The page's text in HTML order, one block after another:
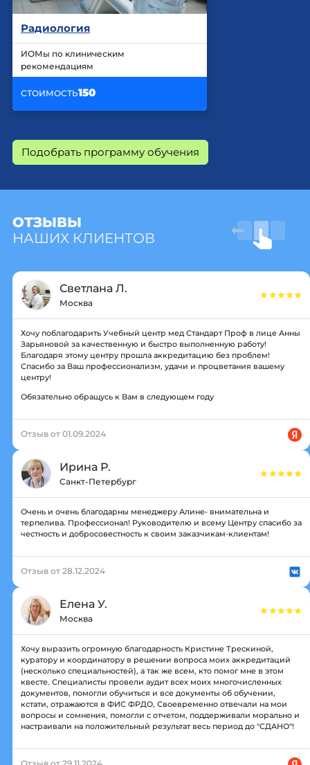
Радиология
ИОМы по клиническим
рекомендациям
СТОИМОСТЬ150
Подобрать программу обучения
ОТЗЫВЫ
НАШИХ КЛИЕНТОВ
Светлана Л.
Москва
Хочу поблагодарить Учебный центр мед Стандарт Проф в лице Анны
Зарьяновой за качественную и быстро выполненную работу!
Благодаря этому центру прошла аккредитацию без проблем!
Спасибо за Ваш профессионализм, удачи и процветания вашему
центру!
Обязательно обращусь к Вам в следующем году
Отзыв от 01.09.2024
Ирина Р.
Санкт-Петербург
Очень и очень благодарны менеджеру Алине- внимательна и
терпелива. Профессионал! Руководителю и всему Центру спасибо за
честность и добросовестность к своим заказчикам-клиентам!
Отзыв от 28.12.2024
Елена У.
Москва
Хочу выразить огромную благодарность Кристине Трескиной,
куратору и координатору в решении вопроса моих аккредитаций
(несколько специальностей), а так же всем, кто помог мне в этом
квесте. Специалисты провели аудит всех моих многочисленных
документов, помогли обучиться и все документы об обучении,
кстати, отражаются в ФИС ФРДО, Своевременно отвечали на мои
вопросы и сомнения, помогли с отчетом, поддерживали морально и
настраивали на положительный результат весь период до "СДАНО"!